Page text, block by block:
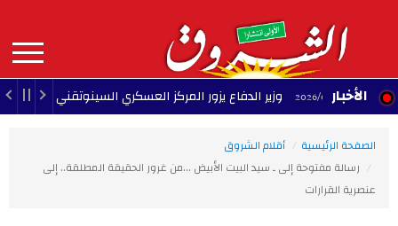
contenu
principal
MAIN
NAVIGATION الأخبار 23:34 - وزير الدفاع يزور المركز العسكري السينوتقني 23:05 - 2026/08/07
الصفحة الرئيسية
أقلام الشروق
رسالة مفتوحة إلى ـ سيد البيت الأبيض ...من غرور الحقيقة المطلقة.. إلى
عنصرية القرارات